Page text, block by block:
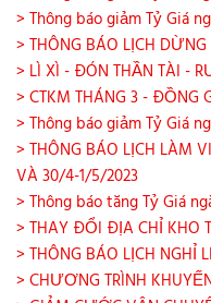
> Thông báo giảm Tỷ Giá
> THÔNG BÁO LỊCH
> LÌ XÌ - ĐÓN THẦN TÀI -
> CTKM THÁNG 3 - ĐỒNG
> Thông báo giảm Tỷ Giá
> THÔNG BÁO LỊCH LÀM
VÀ 30/4-1/5/2023
> Thông báo tăng Tỷ Giá
> THAY ĐỔI ĐỊA CHỈ KHO
> THÔNG BÁO LỊCH NGHỈ
> CHƯƠNG TRÌNH